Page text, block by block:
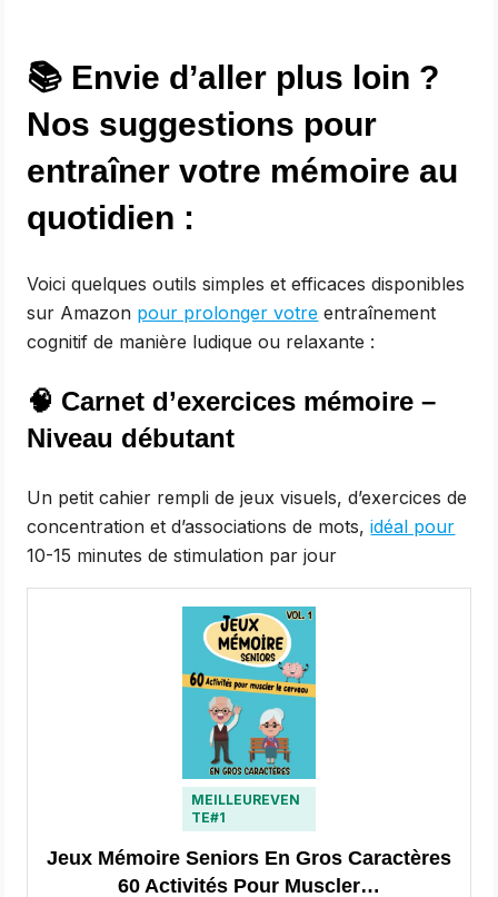
📚 Envie d’aller plus loin ?
Nos suggestions pour
entraîner votre mémoire au
quotidien :
Voici quelques outils simples et efficaces disponibles
sur Amazon pour prolonger votre entraînement
cognitif de manière ludique ou relaxante :
🧠 Carnet d’exercices mémoire –
Niveau débutant
Un petit cahier rempli de jeux visuels, d’exercices de
concentration et d’associations de mots,idéal pour
10-15 minutes de stimulation par jour
MEILLEUREVEN
TE#1
Jeux Mémoire Seniors En Gros Caractères
60 Activités Pour Muscler…